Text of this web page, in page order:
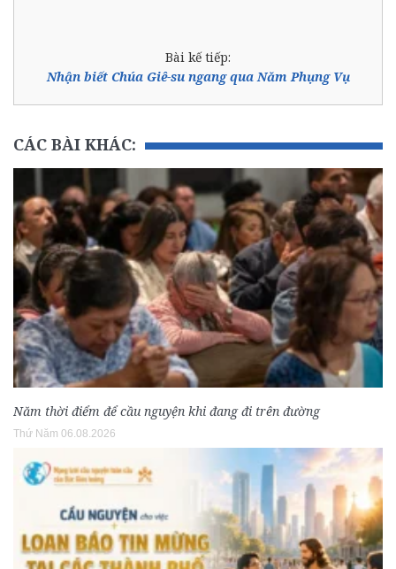
Bài kế tiếp:
Nhận biết Chúa Giê-su ngang qua Năm Phụng Vụ
CÁC BÀI KHÁC:
Năm thời điểm để cầu nguyện khi đang đi trên đường
Thứ Năm 06.08.2026